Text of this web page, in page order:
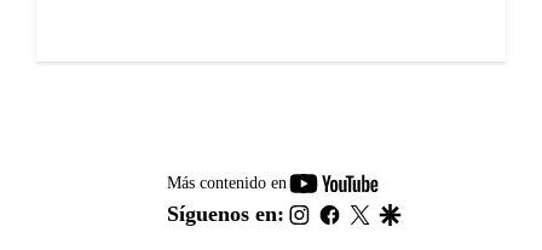
Más contenido en
youtube-
footer
Síguenos en: instagram
facebook
twitter